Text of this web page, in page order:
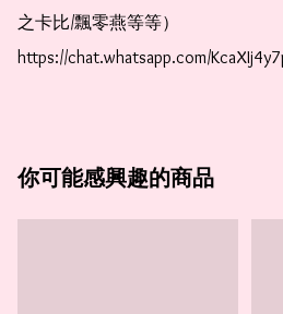
之卡比/飄零燕等等）
https://chat.whatsapp.com/
你可能感興趣的商品